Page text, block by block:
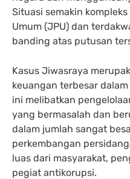
Situasi semakin
Umum (JPU) dan
banding atas putusan
Kasus Jiwasraya
keuangan terbesar
ini melibatkan
yang bermasalah dan
dalam jumlah sangat
perkembangan
luas dari masyarakat,
pegiat antikorupsi.